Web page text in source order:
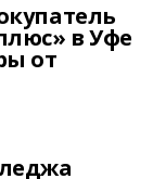
в Уфе
от